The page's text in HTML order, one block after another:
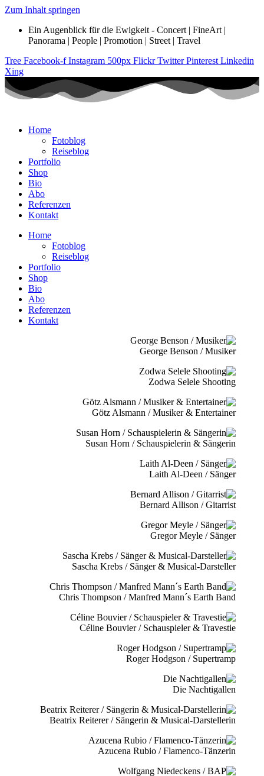
Zum Inhalt springen
Ein Augenblick für die Ewigkeit - Concert | FineArt |
Panorama | People | Promotion | Street | Travel
Tree Facebook-f Instagram 500px Flickr Twitter Pinterest Linkedin
Xing
Home
Fotoblog
Reiseblog
Portfolio
Shop
Bio
Abo
Referenzen
Kontakt
Home
Fotoblog
Reiseblog
Portfolio
Shop
Bio
Abo
Referenzen
Kontakt
George Benson / Musiker
Zodwa Selele Shooting
Götz Alsmann / Musiker & Entertainer
Susan Horn / Schauspielerin & Sängerin
Laith Al-Deen / Sänger
Bernard Allison / Gitarrist
Gregor Meyle / Sänger
Sascha Krebs / Sänger & Musical-Darsteller
Chris Thompson / Manfred Mann´s Earth Band
Céline Bouvier / Schauspieler & Travestie
Roger Hodgson / Supertramp
Die Nachtigallen
Beatrix Reiterer / Sängerin & Musical-Darstellerin
Azucena Rubio / Flamenco-Tänzerin